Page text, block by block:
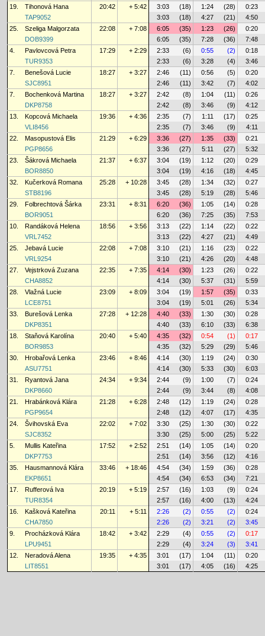
19.
Tihonová Hana 20:42 + 5:42 3:03 (18) 1:24 (28)
0:23
TAP9052
3:03 (18) 4:27 (21)
4:50
25.
Szeliga Malgorzata 22:08 + 7:08 6:05 (35) 1:23 (26)
0:20
DOB9399
6:05 (35) 7:28 (36)
7:48
4.
Pavlovcová Petra 17:29 + 2:29 2:33 (6) 0:55 (2)
0:18
TUR9353
2:33 (6) 3:28 (4)
3:46
7.
Benešová Lucie 18:27 + 3:27 2:46 (11) 0:56 (5)
0:20
SJC8951
2:46 (11) 3:42 (7)
4:02
7.
Bochenková Martina 18:27 + 3:27 2:42 (8) 1:04 (11)
0:26
DKP8758
2:42 (8) 3:46 (9)
4:12
13.
Kopcová Michaela 19:36 + 4:36 2:35 (7) 1:11 (17)
0:25
VLI8456
2:35 (7) 3:46 (9)
4:11
22.
Masopustová Elis 21:29 + 6:29 3:36 (27) 1:35 (33)
0:21
PGP8656
3:36 (27) 5:11 (27)
5:32
23.
Šákrová Michaela 21:37 + 6:37 3:04 (19) 1:12 (20)
0:29
BOR8850
3:04 (19) 4:16 (18)
4:45
32.
Kučerková Romana 25:28 + 10:28 3:45 (28) 1:34 (32)
0:27
STB8196
3:45 (28) 5:19 (28)
5:46
29.
Folbrechtová Šárka 23:31 + 8:31 6:20 (36) 1:05 (14)
0:28
BOR9051
6:20 (36) 7:25 (35)
7:53
10.
Randáková Helena 18:56 + 3:56 3:13 (22) 1:14 (22)
0:22
VRL7452
3:13 (22) 4:27 (21)
4:49
25.
Jebavá Lucie 22:08 + 7:08 3:10 (21) 1:16 (23)
0:22
VRL9254
3:10 (21) 4:26 (20)
4:48
27.
Vejstrková Zuzana 22:35 + 7:35 4:14 (30) 1:23 (26)
0:22
CHA8852
4:14 (30) 5:37 (31)
5:59
28.
Vlažná Lucie 23:09 + 8:09 3:04 (19) 1:57 (35)
0:33
LCE8751
3:04 (19) 5:01 (26)
5:34
33.
Burešová Lenka 27:28 + 12:28 4:40 (33) 1:30 (30)
0:28
DKP8351
4:40 (33) 6:10 (33)
6:38
18.
Staňová Karolína 20:40 + 5:40 4:35 (32) 0:54 (1)
0:17
BOR9853
4:35 (32) 5:29 (29)
5:46
30.
Hrobařová Lenka 23:46 + 8:46 4:14 (30) 1:19 (24)
0:30
ASU7751
4:14 (30) 5:33 (30)
6:03
31.
Ryantová Jana 24:34 + 9:34 2:44 (9) 1:00 (7)
0:24
DKP8660
2:44 (9) 3:44 (8)
4:08
21.
Hrabánková Klára 21:28 + 6:28 2:48 (12) 1:19 (24)
0:28
PGP9654
2:48 (12) 4:07 (17)
4:35
24.
Švihovská Eva 22:02 + 7:02 3:30 (25) 1:30 (30)
0:22
SJC8352
3:30 (25) 5:00 (25)
5:22
5.
Mullis Kateřina 17:52 + 2:52 2:51 (14) 1:05 (14)
0:20
DKP7753
2:51 (14) 3:56 (12)
4:16
35.
Hausmannová Klára 33:46 + 18:46 4:54 (34) 1:59 (36)
0:28
EKP8651
4:54 (34) 6:53 (34)
7:21
17.
Rufferová Iva 20:19 + 5:19 2:57 (16) 1:03 (9)
0:24
TUR8354
2:57 (16) 4:00 (13)
4:24
16.
Kašková Kateřina 20:11 + 5:11 2:26 (2) 0:55 (2)
0:24
CHA7850
2:26 (2) 3:21 (2)
3:45
9.
Procházková Klára 18:42 + 3:42 2:29 (4) 0:55 (2)
0:17
LPU9451
2:29 (4) 3:24 (3)
3:41
12.
Neradová Alena 19:35 + 4:35 3:01 (17) 1:04 (11)
0:20
LIT8551
3:01 (17) 4:05 (16) 4:25